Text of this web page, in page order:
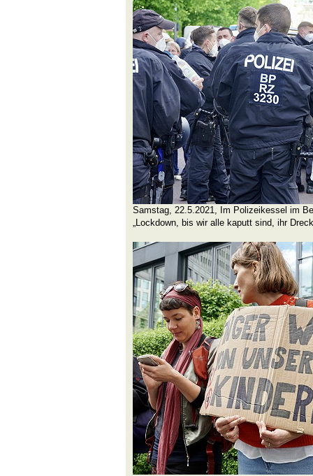
Samstag, 22.5.2021, Im Polizeikessel im
„Lockdown, bis wir alle kaputt sind, ihr